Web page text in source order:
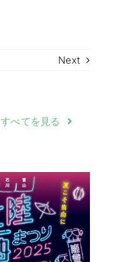
Next
すべてを見る